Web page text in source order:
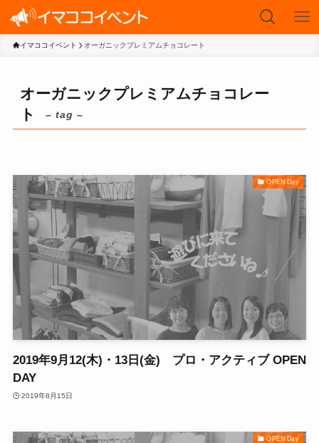
イマココイベント オーガニックプレミアムチョコレート
オーガニックプレミアムチョコレー
ト
– tag –
OPEN Day
2019年9月12(木)・13日(金) プロ・アクティブ OPEN
DAY
2019年8月15日
OPEN Day